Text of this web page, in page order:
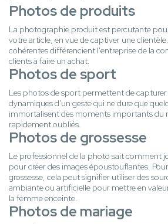
Photos de produits
La photographie produit est percutante
votre article, en vue de captiver une
cohérentes différencient l'entreprise de la
clients à faire un achat.
Photos de sport
Les photos de sport permettent de
dynamiques d'un geste qui ne dure que
immortalisent des moments importants du
rapidement oubliés.
Photos de grossesse
Le professionnel de la photo sait comment
pour créer des images époustouflantes.
grossesse, cela peut signifier utiliser des
ambiante ou artificielle pour mettre en
la femme enceinte.
Photos de mariage